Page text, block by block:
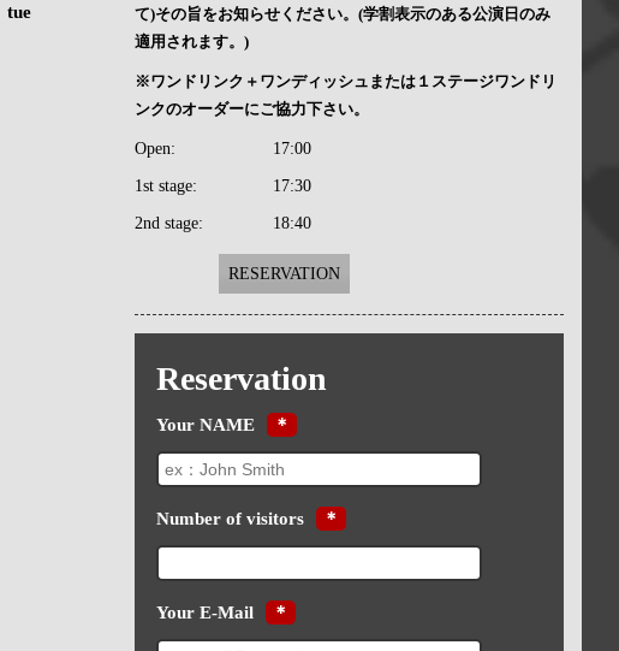
tue
て)その旨をお知らせください。(学割表示のある公演日のみ
適用されます。)
※ワンドリンク＋ワンディッシュまたは１ステージワンドリ
ンクのオーダーにご協力下さい。
Open: 17:00
1st stage: 17:30
2nd stage: 18:40
RESERVATION
Reservation
Your NAME ＊
Number of visitors ＊
Your E-Mail ＊